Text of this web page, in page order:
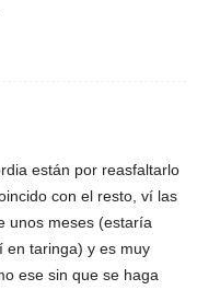
están por reasfaltarlo
con el resto, ví las
unos meses (estaría
en taringa) y es muy
ese sin que se haga